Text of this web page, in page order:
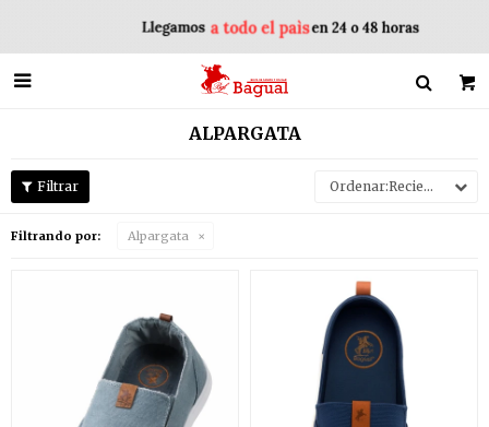

ALPARGATA
Recientes
Filtrando por: Alpargata